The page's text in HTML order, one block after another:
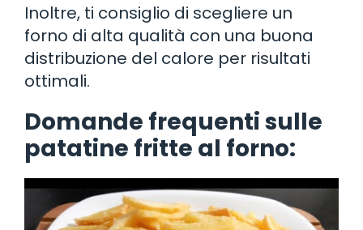
Inoltre, ti consiglio di scegliere un
forno di alta qualità con una buona
distribuzione del calore per risultati
ottimali.
Domande frequenti sulle
patatine fritte al forno: